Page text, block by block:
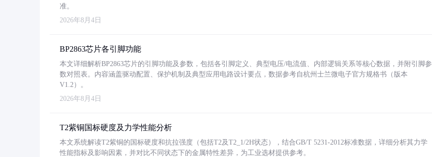
准。
2026年8月4日
BP2863芯片各引脚功能
本文详细解析BP2863芯片的引脚功能及参数，包括各引脚定义、典型电压/电流值、内部逻辑关系等核心数据，并附引脚参
数对照表。内容涵盖驱动配置、保护机制及典型应用电路设计要点，数据参考自杭州士兰微电子官方规格书（版本
V1.2）。
2026年8月4日
T2紫铜国标硬度及力学性能分析
本文系统解读T2紫铜的国标硬度和抗拉强度（包括T2及T2_1/2H状态），结合GB/T 5231-2012标准数据，详细分析其力学
性能指标及影响因素，并对比不同状态下的金属特性差异，为工业选材提供参考。